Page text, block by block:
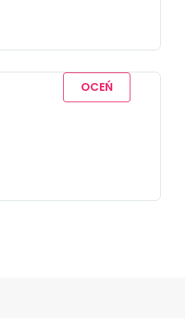
OCEŃ